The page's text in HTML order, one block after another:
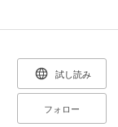
試し読み
フォロー